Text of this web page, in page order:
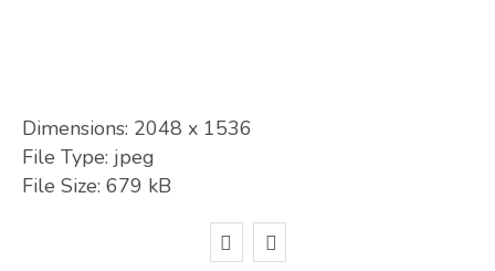
Dimensions: 2048 x 1536
File Type: jpeg
File Size: 679 kB